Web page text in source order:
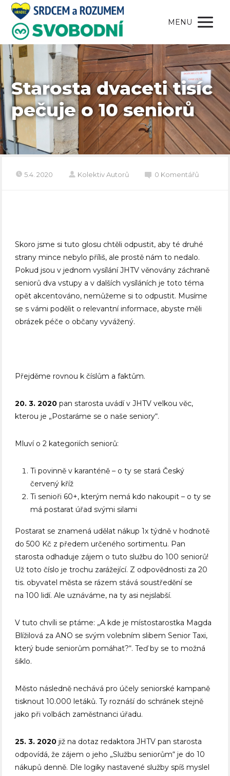
MENU
Starosta dvaceti tisíc
pečuje o 10 seniorů
5.4. 2020 Kolektiv Autorů 0 Komentářů
Skoro jsme si tuto glosu chtěli odpustit, aby té druhé
strany mince nebylo příliš, ale prostě nám to nedalo.
Pokud jsou v jednom vysílání JHTV věnovány záchraně
seniorů dva vstupy a v dalších vysíláních je toto téma
opět akcentováno, nemůžeme si to odpustit. Musíme
se s vámi podělit o relevantní informace, abyste měli
obrázek péče o občany vyvážený.
Přejděme rovnou k číslům a faktům.
20. 3. 2020 pan starosta uvádí v JHTV velkou věc,
kterou je „Postaráme se o naše seniory“.
Mluví o 2 kategoriích seniorů:
Ti povinně v karanténě – o ty se stará Český
červený kříž
Ti senioři 60+, kterým nemá kdo nakoupit – o ty se
má postarat úřad svými silami
Postarat se znamená udělat nákup 1x týdně v hodnotě
do 500 Kč z předem určeného sortimentu. Pan
starosta odhaduje zájem o tuto službu do 100 seniorů!
Už toto číslo je trochu zarážející. Z odpovědnosti za 20
tis. obyvatel města se rázem stává soustředění se
na 100 lidí. Ale uznáváme, na ty asi nejslabší.
V tuto chvíli se ptáme: „A kde je místostarostka Magda
Blížilová za ANO se svým volebním slibem Senior Taxi,
který bude seniorům pomáhat?“. Teď by se to možná
šiklo.
Město následně nechává pro účely seniorské kampaně
tisknout 10.000 letáků. Ty roznáší do schránek stejně
jako při volbách zaměstnanci úřadu.
25. 3. 2020 již na dotaz redaktora JHTV pan starosta
odpovídá, že zájem o jeho „Službu seniorům“ je do 10
nákupů denně. Dle logiky nastavené služby spíš myslel